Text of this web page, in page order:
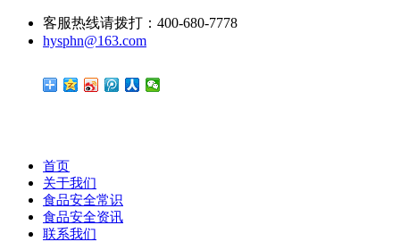
客服热线请拨打：400-680-7778
hysphn@163.com
首页
关于我们
食品安全常识
食品安全资讯
联系我们